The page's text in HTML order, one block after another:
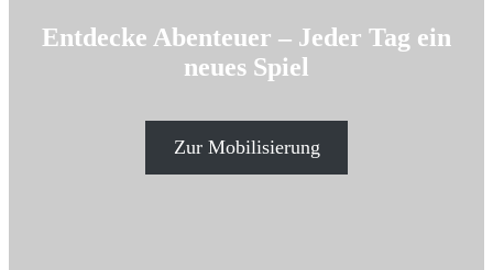
Entdecke Abenteuer – Jeder Tag ein
neues Spiel
Zur Mobilisierung